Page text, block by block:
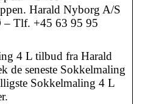
Harald Nyborg A/S
– Tlf. +45 63 95 95
4 L tilbud fra Harald
de seneste Sokkelmaling
Sokkelmaling 4 L